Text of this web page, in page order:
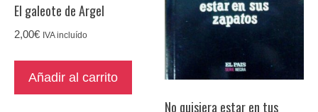
El galeote de Argel
2,00€ IVA incluído
Añadir al carrito
No quisiera estar en tus